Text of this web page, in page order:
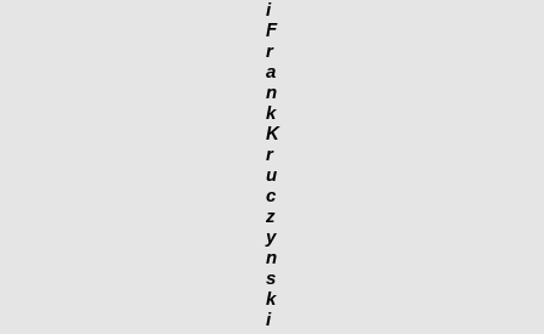
i
F
r
a
n
k
K
r
u
c
z
y
n
s
k
i